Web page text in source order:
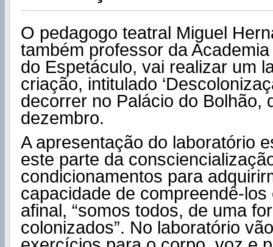
O pedagogo teatral Miguel
também professor da
do Espetáculo, vai realizar um
criação, intitulado
decorrer no Palácio do Bolhão,
dezembro.
A apresentação do laboratório
este parte da
condicionamentos para
capacidade de compreendê-los
afinal, “somos todos, de uma
colonizados”. No laboratório